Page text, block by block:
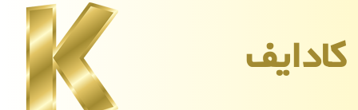
كادایف